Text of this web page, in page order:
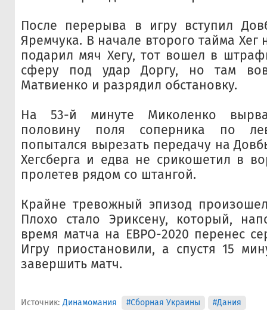
После перерыва в игру вступил
Яремчука. В начале второго тайма
подарил мяч Хегу, тот вошел в
сферу под удар Доргу, но там
Матвиенко и разрядил обстановку.
На 53-й минуте Миколенко
половину поля соперника по
попытался вырезать передачу на
Хегсберга и едва не срикошетил в
пролетев рядом со штангой.
Крайне тревожный эпизод
Плохо стало Эриксену, который,
время матча на ЕВРО-2020 перенес
Игру приостановили, а спустя 15
завершить матч.
Источник: Динамомания #Сборная Украины #Дания